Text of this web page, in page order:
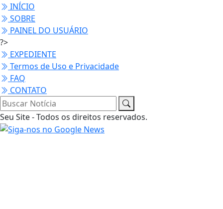
INÍCIO
SOBRE
PAINEL DO USUÁRIO
?>
EXPEDIENTE
Termos de Uso e Privacidade
FAQ
CONTATO
Seu Site - Todos os direitos reservados.
Termos de Uso e Privacidade
Esse site utiliza cookies para melhorar sua